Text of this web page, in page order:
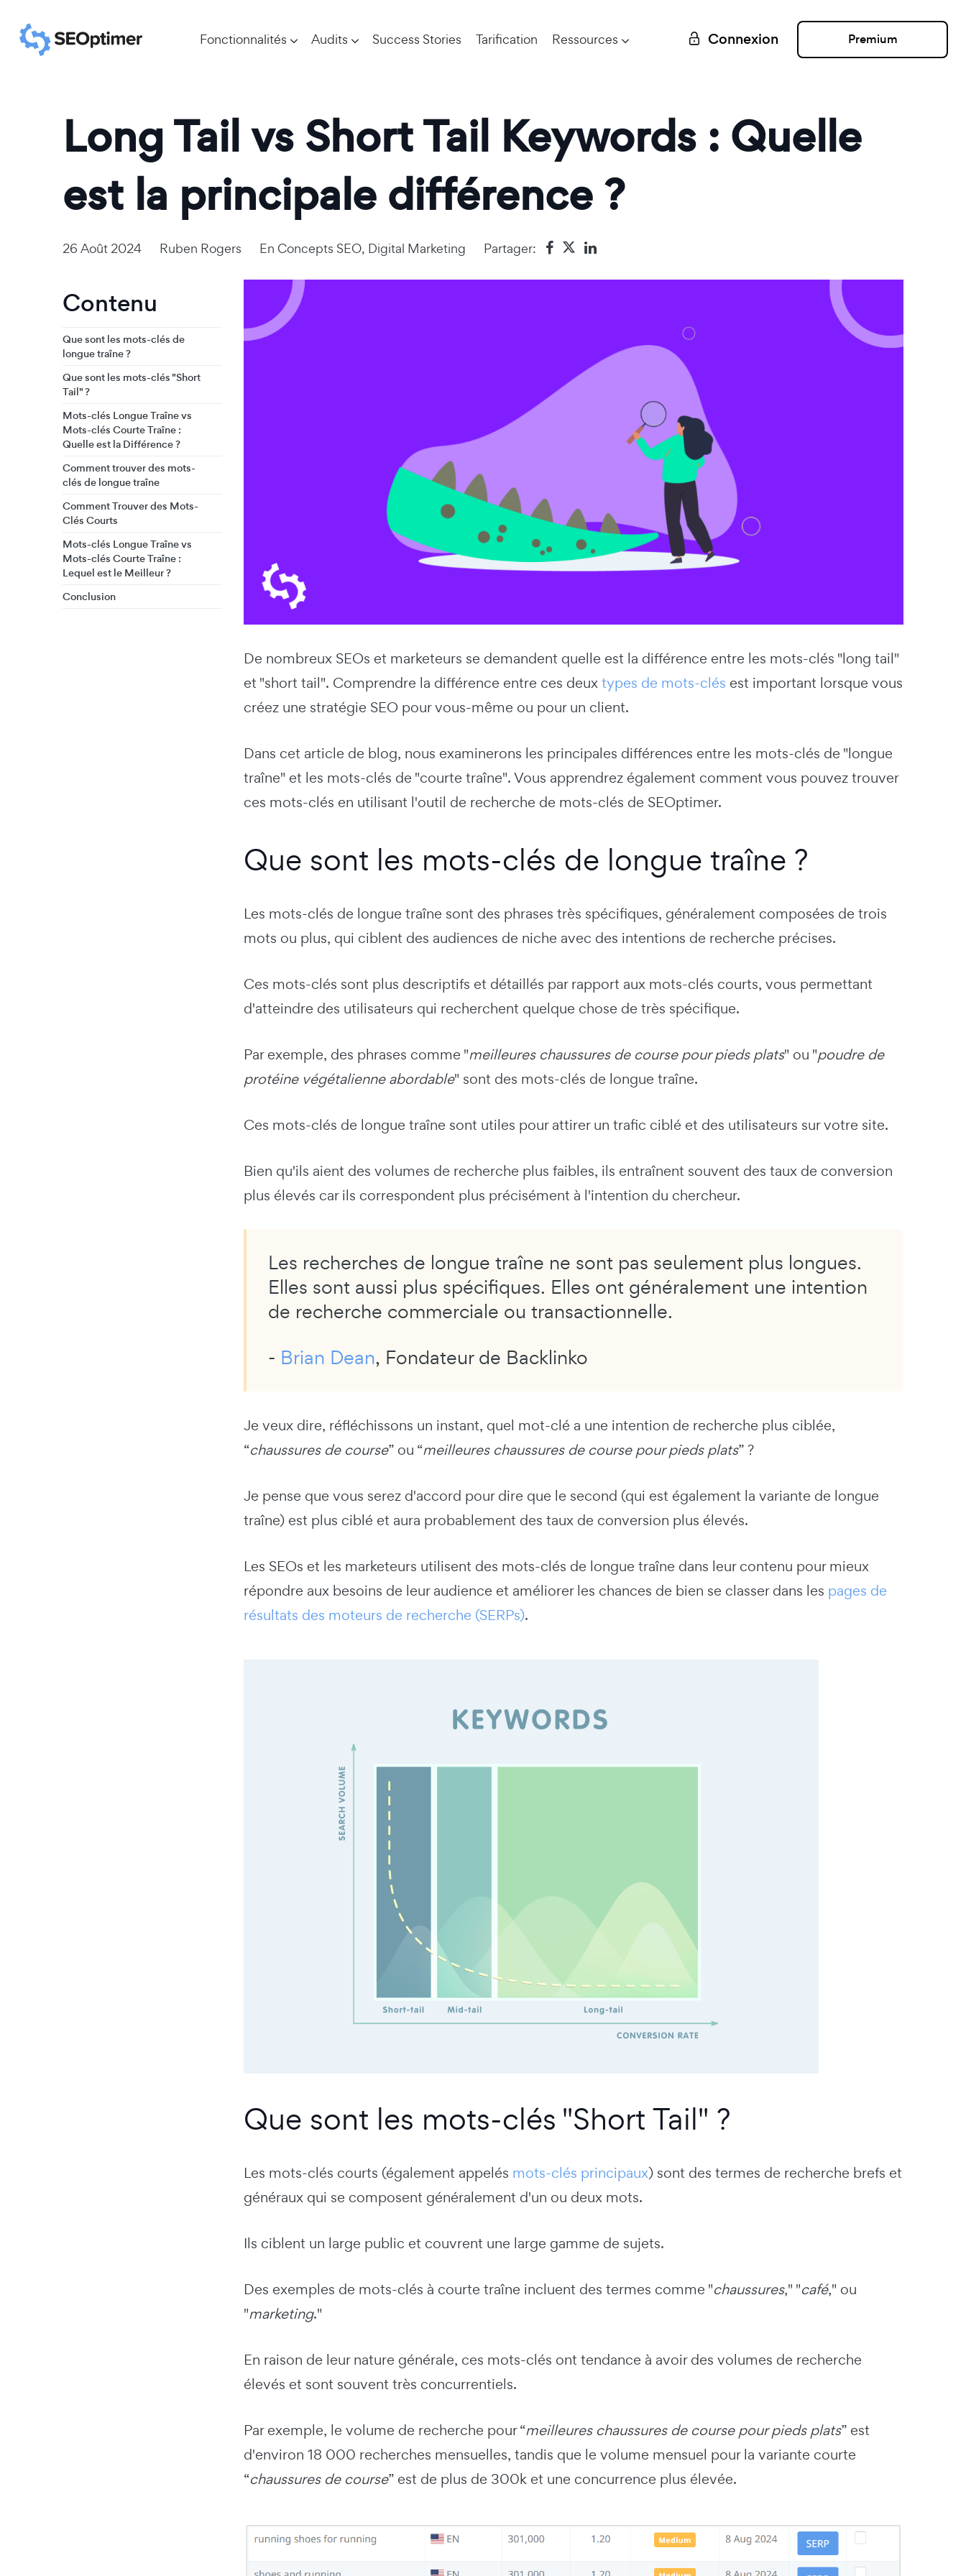
Fonctionnalités Audits Success Stories Tarification Ressources Connexion Premium
Long Tail vs Short Tail Keywords : Quelle
est la principale différence ?
26 Août 2024 Ruben Rogers En Concepts SEO, Digital Marketing Partager:
Contenu
Que sont les mots-clés de
longue traîne ?
Que sont les mots-clés "Short
Tail" ?
Mots-clés Longue Traîne vs
Mots-clés Courte Traîne :
Quelle est la Différence ?
Comment trouver des mots-
clés de longue traîne
Comment Trouver des Mots-
Clés Courts
Mots-clés Longue Traîne vs
Mots-clés Courte Traîne :
Lequel est le Meilleur ?
Conclusion
De nombreux SEOs et marketeurs se demandent quelle est la différence entre les mots-clés "long tail"
et "short tail". Comprendre la différence entre ces deuxtypes de mots-clés est important lorsque vous
créez une stratégie SEO pour vous-même ou pour un client.
Dans cet article de blog, nous examinerons les principales différences entre les mots-clés de "longue
traîne" et les mots-clés de "courte traîne". Vous apprendrez également comment vous pouvez trouver
ces mots-clés en utilisant l'outil de recherche de mots-clés de SEOptimer.
Que sont les mots-clés de longue traîne ?
Les mots-clés de longue traîne sont des phrases très spécifiques, généralement composées de trois
mots ou plus, qui ciblent des audiences de niche avec des intentions de recherche précises.
Ces mots-clés sont plus descriptifs et détaillés par rapport aux mots-clés courts, vous permettant
d'atteindre des utilisateurs qui recherchent quelque chose de très spécifique.
Par exemple, des phrases comme "meilleures chaussures de course pour pieds plats" ou "poudre de
protéine végétalienne abordable" sont des mots-clés de longue traîne.
Ces mots-clés de longue traîne sont utiles pour attirer un trafic ciblé et des utilisateurs sur votre site.
Bien qu'ils aient des volumes de recherche plus faibles, ils entraînent souvent des taux de conversion
plus élevés car ils correspondent plus précisément à l'intention du chercheur.
Les recherches de longue traîne ne sont pas seulement plus longues.
Elles sont aussi plus spécifiques. Elles ont généralement une intention
de recherche commerciale ou transactionnelle.
- Brian Dean, Fondateur de Backlinko
Je veux dire, réfléchissons un instant, quel mot-clé a une intention de recherche plus ciblée,
“chaussures de course” ou “meilleures chaussures de course pour pieds plats” ?
Je pense que vous serez d'accord pour dire que le second (qui est également la variante de longue
traîne) est plus ciblé et aura probablement des taux de conversion plus élevés.
Les SEOs et les marketeurs utilisent des mots-clés de longue traîne dans leur contenu pour mieux
répondre aux besoins de leur audience et améliorer les chances de bien se classer dans les pages de
résultats des moteurs de recherche (SERPs).
Que sont les mots-clés "Short Tail" ?
Les mots-clés courts (également appelés mots-clés principaux) sont des termes de recherche brefs et
généraux qui se composent généralement d'un ou deux mots.
Ils ciblent un large public et couvrent une large gamme de sujets.
Des exemples de mots-clés à courte traîne incluent des termes comme "chaussures," "café," ou
"marketing."
En raison de leur nature générale, ces mots-clés ont tendance à avoir des volumes de recherche
élevés et sont souvent très concurrentiels.
Par exemple, le volume de recherche pour “meilleures chaussures de course pour pieds plats” est
d'environ 18 000 recherches mensuelles, tandis que le volume mensuel pour la variante courte
“chaussures de course” est de plus de 300k et une concurrence plus élevée.